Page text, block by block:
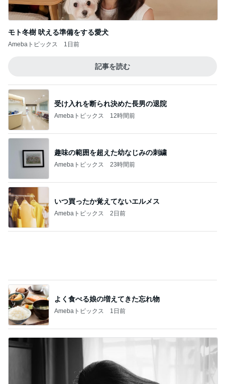
モト冬樹 吠える準備をする愛犬
Amebaトピックス 1日前
記事を読む
受け入れを断られ決めた長男の退院
Amebaトピックス 12時間前
趣味の範囲を超えた幼なじみの刺繍
Amebaトピックス 23時間前
いつ買ったか覚えてないエルメス
Amebaトピックス 2日前
よく食べる娘の増えてきた忘れ物
Amebaトピックス 1日前